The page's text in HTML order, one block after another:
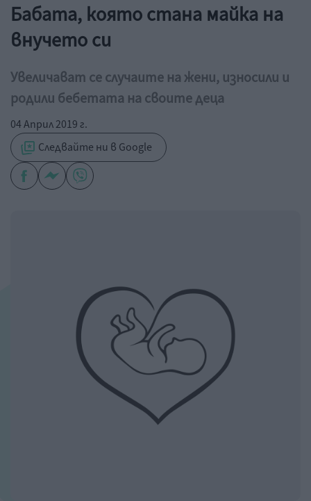
Бабата, която стана майка на
внучето си
Увеличават се случаите на жени, износили и
родили бебетата на своите деца
04 Април 2019 г.
Следвайте ни в Google